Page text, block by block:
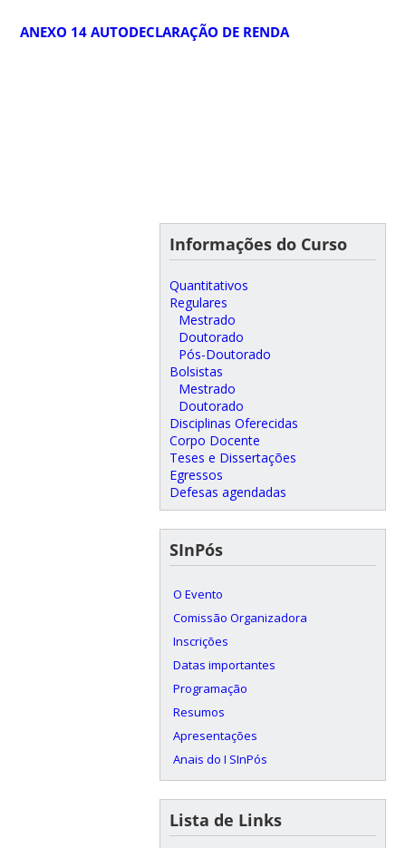
ANEXO 14 AUTODECLARAÇÃO DE RENDA
Informações do Curso
Quantitativos
Regulares
Mestrado
Doutorado
Pós-Doutorado
Bolsistas
Mestrado
Doutorado
Disciplinas Oferecidas
Corpo Docente
Teses e Dissertações
Egressos
Defesas agendadas
SInPós
O Evento
Comissão Organizadora
Inscrições
Datas importantes
Programação
Resumos
Apresentações
Anais do I SInPós
Lista de Links